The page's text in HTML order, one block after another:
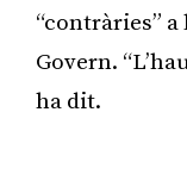
“contràries”
Govern.
ha dit.